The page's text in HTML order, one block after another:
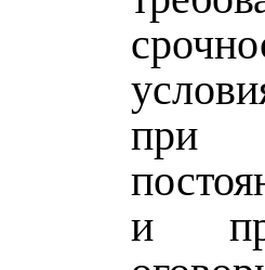
при
и